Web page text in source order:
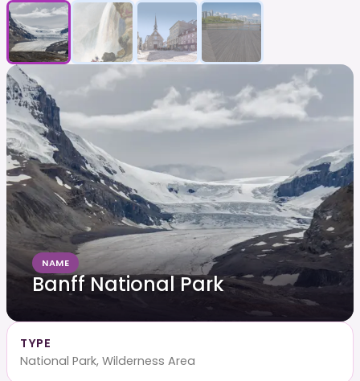
NAME
Banff National Park
TYPE
National Park, Wilderness Area